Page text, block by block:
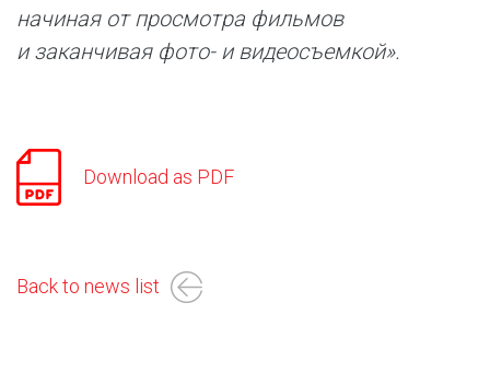
начиная от просмотра фильмов
и заканчивая фото- и видеосъемкой».
Download as PDF
Back to news list